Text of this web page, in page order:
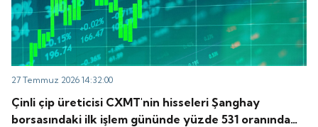
27 Temmuz 2026 14:32:00
Çinli çip üreticisi CXMT'nin hisseleri Şanghay
borsasındaki ilk işlem gününde yüzde 531 oranında